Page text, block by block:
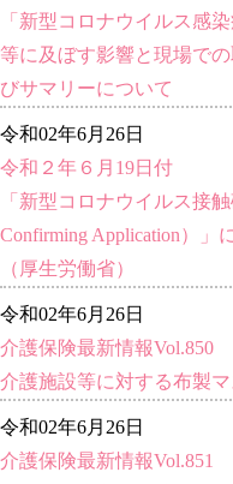
「新型コロナウイルス感
等に及ぼす影響と現場で
びサマリーについて
令和02年6月26日
令和２年６月19日付
「新型コロナウイルス接
Confirming Application）」
（厚生労働省）
令和02年6月26日
介護保険最新情報Vol.850
介護施設等に対する布製
令和02年6月26日
介護保険最新情報Vol.851